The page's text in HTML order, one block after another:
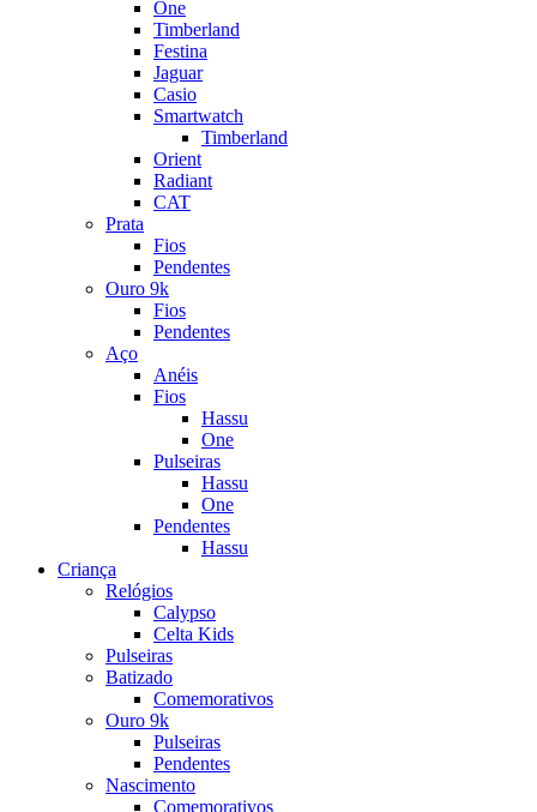
One
Timberland
Festina
Jaguar
Casio
Smartwatch
Timberland
Orient
Radiant
CAT
Prata
Fios
Pendentes
Ouro 9k
Fios
Pendentes
Aço
Anéis
Fios
Hassu
One
Pulseiras
Hassu
One
Pendentes
Hassu
Criança
Relógios
Calypso
Celta Kids
Pulseiras
Batizado
Comemorativos
Ouro 9k
Pulseiras
Pendentes
Nascimento
Comemorativos